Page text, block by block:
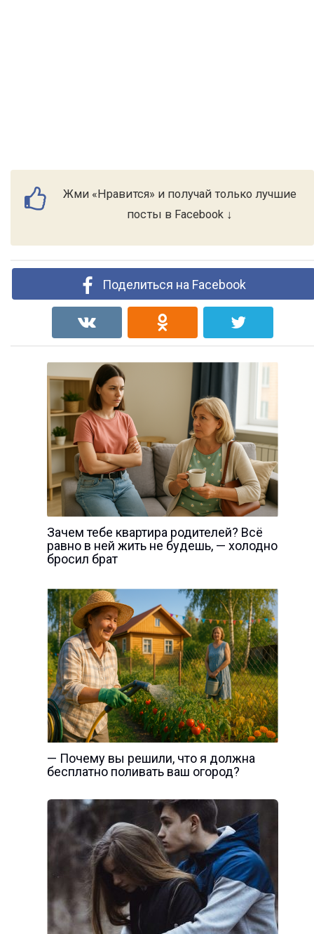
Жми «Нравится» и получай только лучшие
посты в Facebook ↓
Поделиться на Facebook
Зачем тебе квартира родителей? Всё
равно в ней жить не будешь, — холодно
бросил брат
— Почему вы решили, что я должна
бесплатно поливать ваш огород?